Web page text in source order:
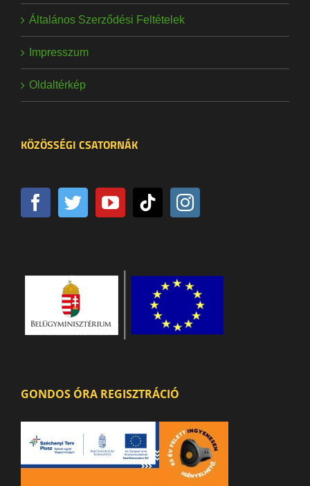
Általános Szerződési Feltételek
Impresszum
Oldaltérkép
KÖZÖSSÉGI CSATORNÁK
GONDOS ÓRA REGISZTRÁCIÓ